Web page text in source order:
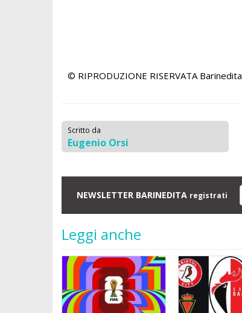
© RIPRODUZIONE RISERVATA Barinedita
Scritto da
Eugenio Orsi
NEWSLETTER BARINEDITA registrati
Leggi anche